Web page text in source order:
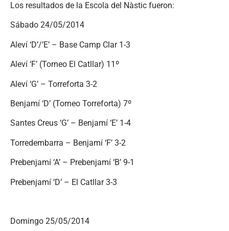
Los resultados de la Escola del Nàstic fueron:
Sábado 24/05/2014
Aleví ‘D’/’E’ – Base Camp Clar 1-3
Aleví ‘F’ (Torneo El Catllar) 11º
Aleví ‘G’ – Torreforta 3-2
Benjamí ‘D’ (Torneo Torreforta) 7º
Santes Creus ‘G’ – Benjamí ‘E’ 1-4
Torredembarra – Benjamí ‘F’ 3-2
Prebenjamí ‘A’ – Prebenjamí ‘B’ 9-1
Prebenjamí ‘D’ – El Catllar 3-3
Domingo 25/05/2014